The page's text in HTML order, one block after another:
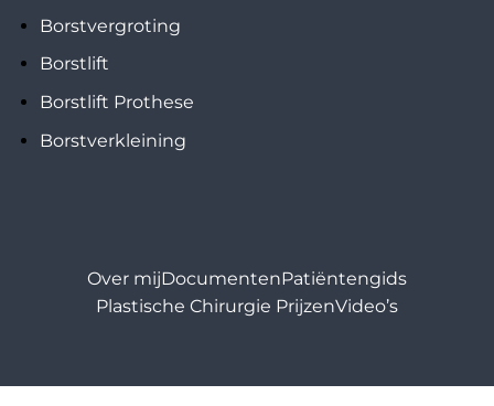
Borstvergroting
Borstlift
Borstlift Prothese
Borstverkleining
Over mijDocumentenPatiëntengids
Plastische Chirurgie PrijzenVideo’s